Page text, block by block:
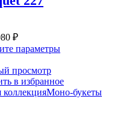
₽
параметрыЭтот
несколько
вариаций.
просмотр
в избранное
коллекцияМоно-букеты